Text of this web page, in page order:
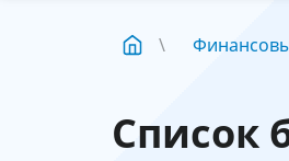
Список